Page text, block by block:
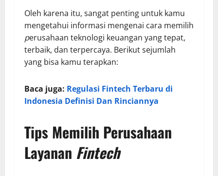
Oleh karena itu, sangat penting untuk kamu
mengetahui informasi mengenai cara memilih
perusahaan teknologi keuangan yang tepat,
terbaik, dan terpercaya. Berikut sejumlah
yang bisa kamu terapkan:
Baca juga: Regulasi Fintech Terbaru di
Indonesia Definisi Dan Rinciannya
Tips Memilih Perusahaan
Layanan Fintech